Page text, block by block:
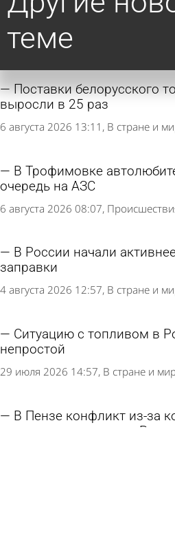
теме
Поставки белорусского
выросли в 25 раз
6 августа 2026 13:11 В стране и
В Трофимовке
очередь на АЗС
6 августа 2026 08:07
В России начали
заправки
4 августа 2026 12:57 В стране и
Ситуацию с топливом в
непростой
29 июля 2026 14:57 В стране и
В Пензе конфликт из-за
закончился приездом